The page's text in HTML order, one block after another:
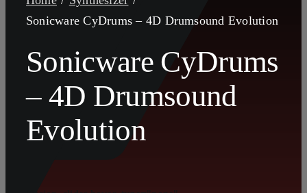
Sonicware CyDrums – 4D Drumsound Evolution
Sonicware CyDrums
– 4D Drumsound
Evolution